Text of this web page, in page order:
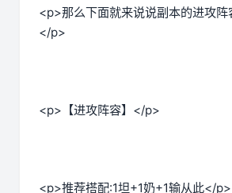
<p>那么下面就来说说副本的进攻阵
</p>
<p>【进攻阵容】</p>
<p>推荐搭配:1坦+1奶+1输从此</p>